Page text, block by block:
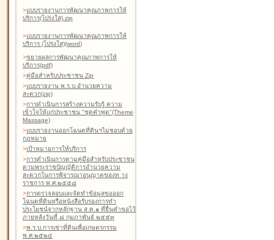
>แบบรายงานการพัฒนาคุณภาพการให้
บริการ(โปร่งใส).zip
>แบบรายงานการพัฒนาคุณภาพการให้
บริการ (โปร่งใส)(word)
>ขยายผลการพัฒนาคุณภาพการให้
บริการ(pdf)
>คู่มือสำหรับประชาชน Zip
>แบบรายงาน พ.ร.บ.อำนวยความ
สะดวก(zip)
>การดำเนินการสร้างความรับรู้ ความ
เข้าใจให้แก่ประชาชน "ชุดคำพูด"(Theme
Massage)
>แบบรายงานออกโฉนดที่ดินฯไม่ชอบด้วย
กฎหมาย
>เป้าหมายการให้บริการ
>การดำเนินการตามคู่มือสำหรับประชาชน
ตามพระราชบัญญัติการอำนวยความ
สะดวกในการพิจารณาอนุญาตของท าง
ราชการ พ.ศ.๒๕๕๘
>การตรวจสอบและจัดทำข้อมูลขอออก
โฉนดที่ดินหรือหนังสือรับรองการทำ
ประโยชน์จากหลักฐาน ส.ค.๑ ที่ยื่นคำขอไว้
ภายหลังวันที่ ๘ กุมภาพันธ์ ๒๕๕๓
>พ.ร.บ.การเช่าที่ดินเพื่อเกษตรกรรม
พ.ศ.๒๕๒๔